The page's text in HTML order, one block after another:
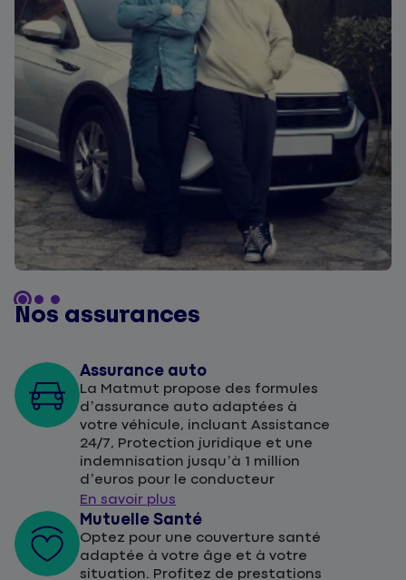
Nos assurances
Assurance auto
La Matmut propose des formules
d’assurance auto adaptées à
votre véhicule, incluant Assistance
24/7, Protection juridique et une
indemnisation jusqu’à 1 million
d’euros pour le conducteur
En savoir plus
Mutuelle Santé
Optez pour une couverture santé
adaptée à votre âge et à votre
situation. Profitez de prestations